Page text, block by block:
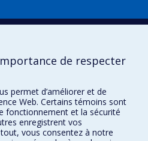
de l'Université de Montréal détient
de respecter
permet d’améliorer et de
Web. Certains témoins sont
fonctionnement et la sécurité
enregistrent vos
vous consentez à notre